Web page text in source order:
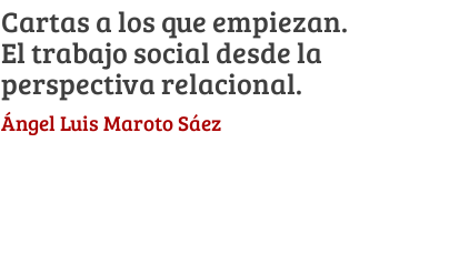
Cartas a los que empiezan.
El trabajo social desde la
perspectiva relacional.
Ángel Luis Maroto Sáez